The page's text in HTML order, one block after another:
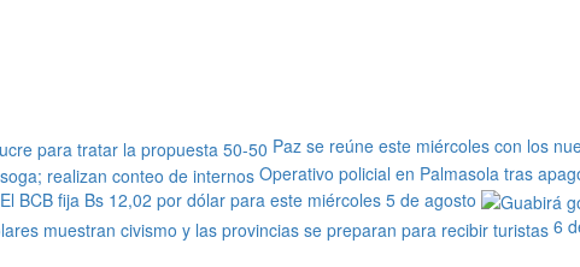
Paz se reúne este miércoles con los
Operativo policial en Palmasola tras
El BCB fija Bs 12,02 por dólar para este miércoles 5 de agosto
6